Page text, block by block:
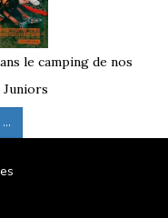
le camping de nos
Juniors